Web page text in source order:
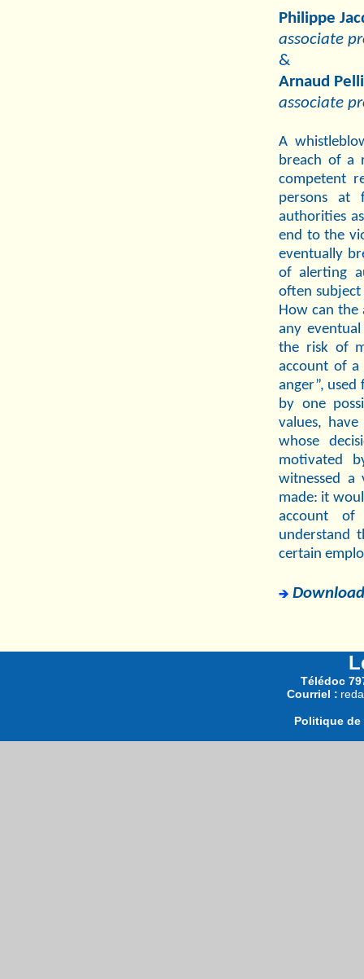
Philippe
associate
&
Arnaud
associate
A
breach of a
competent
persons at
authorities
end to the
eventually
of alerting
often
How can
any
the risk of
account of a
anger”,
by one
values,
whose
motivated
witnessed a
made: it
account of
understand
certain
Télédoc
Courriel :
Politique